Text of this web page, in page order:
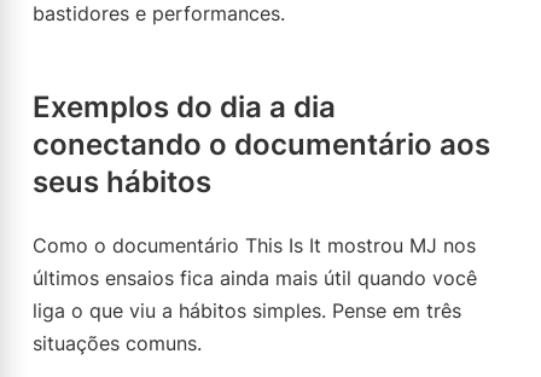
bastidores e performances.
Exemplos do dia a dia
conectando o documentário aos
seus hábitos
Como o documentário This Is It mostrou MJ nos
últimos ensaios fica ainda mais útil quando você
liga o que viu a hábitos simples. Pense em três
situações comuns.